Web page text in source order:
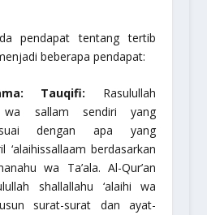
pendapat tentang tertib
beberapa pendapat:
Tauqifi: Rasulullah
wa sallam sendiri yang
dengan apa yang
‘alaihissallaam berdasarkan
wa Ta’ala. Al-Qur’an
shallallahu ‘alaihi wa
surat-surat dan ayat-